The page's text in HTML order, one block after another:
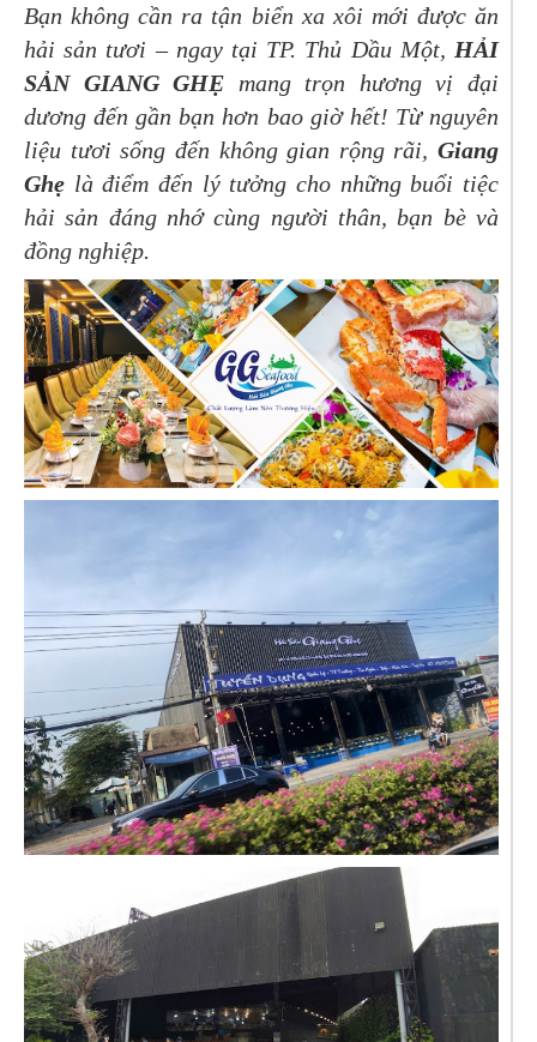
Bạn không cần ra tận biển xa xôi mới được ăn
hải sản tươi – ngay tại TP. Thủ Dầu Một, HẢI
SẢN GIANG GHẸ mang trọn hương vị đại
dương đến gần bạn hơn bao giờ hết! Từ nguyên
liệu tươi sống đến không gian rộng rãi, Giang
Ghẹ là điểm đến lý tưởng cho những buổi tiệc
hải sản đáng nhớ cùng người thân, bạn bè và
đồng nghiệp.